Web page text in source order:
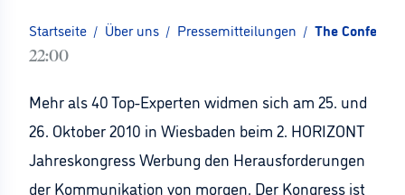
Startseite / Über uns / Pressemitteilungen / The
22:00
Mehr als 40 Top-Experten widmen sich am 25. und
26. Oktober 2010 in Wiesbaden beim 2. HORIZONT
Jahreskongress Werbung den Herausforderungen
der Kommunikation von morgen. Der Kongress ist